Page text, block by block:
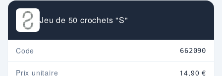
Jeu de 50 crochets "S"
Code 662090
Prix unitaire 14,90 €